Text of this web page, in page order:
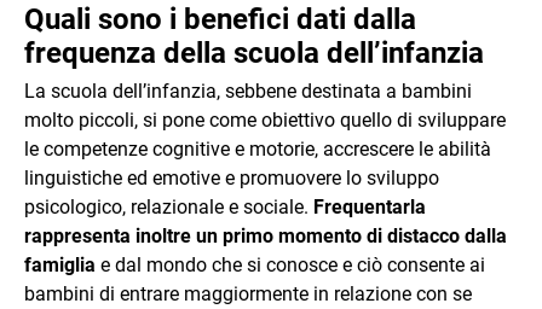
Quali sono i benefici dati dalla
frequenza della scuola dell’infanzia
La scuola dell’infanzia, sebbene destinata a bambini
molto piccoli, si pone come obiettivo quello di sviluppare
le competenze cognitive e motorie, accrescere le abilità
linguistiche ed emotive e promuovere lo sviluppo
psicologico, relazionale e sociale. Frequentarla
rappresenta inoltre un primo momento di distacco dalla
famiglia e dal mondo che si conosce e ciò consente ai
bambini di entrare maggiormente in relazione con se